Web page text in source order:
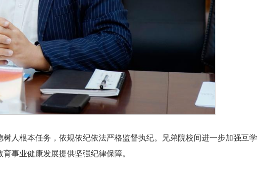
人根本任务，依规依纪依法严格监督执纪。兄弟院校间进一步加强互学
事业健康发展提供坚强纪律保障。